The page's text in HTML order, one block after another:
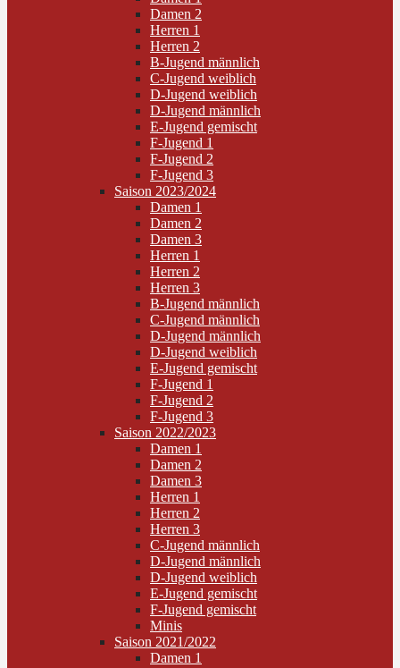
Damen 2
Herren 1
Herren 2
B-Jugend männlich
C-Jugend weiblich
D-Jugend weiblich
D-Jugend männlich
E-Jugend gemischt
F-Jugend 1
F-Jugend 2
F-Jugend 3
Saison 2023/2024
Damen 1
Damen 2
Damen 3
Herren 1
Herren 2
Herren 3
B-Jugend männlich
C-Jugend männlich
D-Jugend männlich
D-Jugend weiblich
E-Jugend gemischt
F-Jugend 1
F-Jugend 2
F-Jugend 3
Saison 2022/2023
Damen 1
Damen 2
Damen 3
Herren 1
Herren 2
Herren 3
C-Jugend männlich
D-Jugend männlich
D-Jugend weiblich
E-Jugend gemischt
F-Jugend gemischt
Minis
Saison 2021/2022
Damen 1